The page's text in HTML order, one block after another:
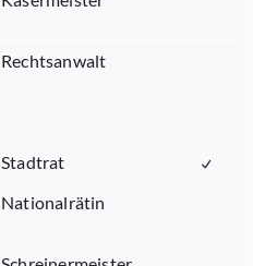
Rechtsanwalt
Stadtrat
Nationalrätin